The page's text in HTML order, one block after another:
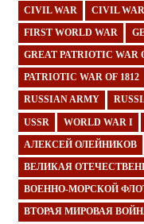
CIVIL WAR CIVIL
FIRST WORLD WAR
GREAT PATRIOTIC WAR
PATRIOTIC WAR OF 1812
RUSSIAN ARMY
USSR WORLD WAR I
АЛЕКСЕЙ ОЛЕЙНИКОВ
ВЕЛИКАЯ
ВОЕННО-МОРСКОЙ
ВТОРАЯ МИРОВАЯ